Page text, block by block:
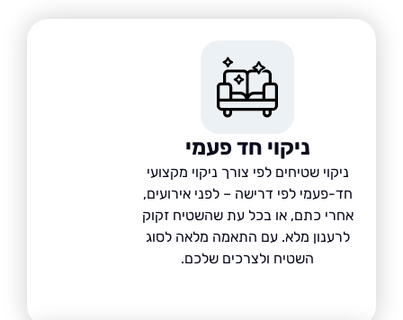
ניקוי חד פעמי
ניקוי שטיחים לפי צורך ניקוי מקצועי
פעמי לפי דרישה – לפני אירועים,
כתם, או בכל עת שהשטיח זקוק
לרענון מלא. עם התאמה מלאה לסוג
השטיח ולצרכים שלכם.